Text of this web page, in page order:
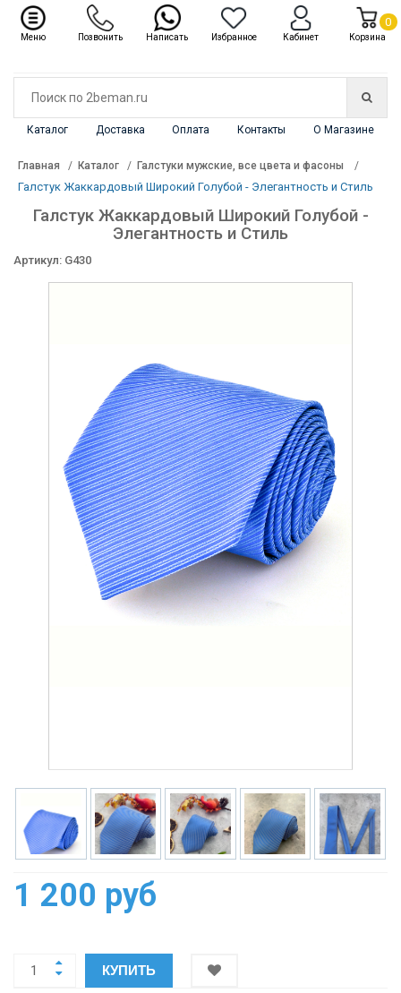
Каталог Доставка Оплата Контакты О Магазине
Каталог ✖
Главная Каталог Галстуки мужские, все цвета и фасоны
Галстук Жаккардовый Широкий Голубой - Элегантность и Стиль
Галстук Жаккардовый Широкий Голубой -
Элегантность и Стиль
Артикул: G430
1 200 руб
КУПИТЬ
Меню Позвонить Написать Избранное Кабинет Корзина
0